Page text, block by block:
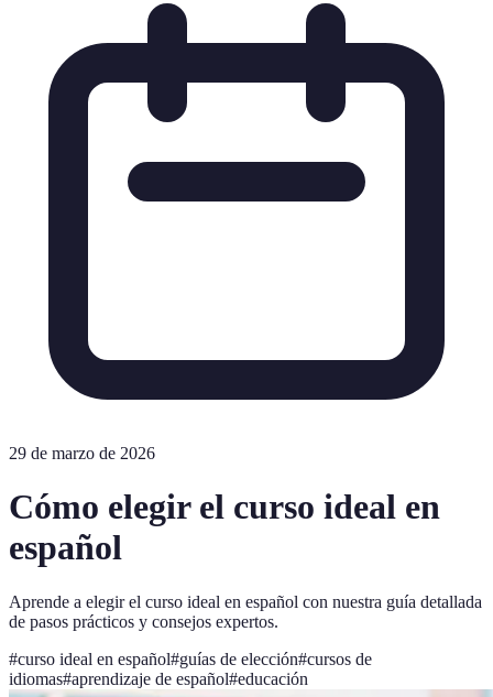
29 de marzo de 2026
Cómo elegir el curso ideal en
español
Aprende a elegir el curso ideal en español con nuestra guía detallada
de pasos prácticos y consejos expertos.
#curso ideal en español#guías de elección#cursos de
idiomas#aprendizaje de español#educación